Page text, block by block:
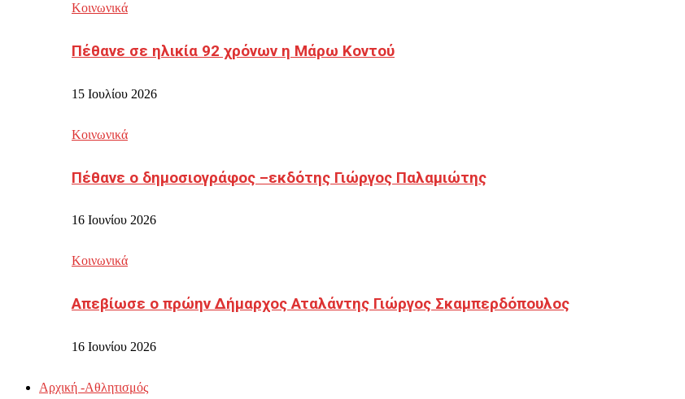
Κοινωνικά
Πέθανε σε ηλικία 92 χρόνων η Μάρω Κοντού
15 Ιουλίου 2026
Κοινωνικά
Πέθανε ο δημοσιογράφος –εκδότης Γιώργος Παλαμιώτης
16 Ιουνίου 2026
Κοινωνικά
Απεβίωσε ο πρώην Δήμαρχος Αταλάντης Γιώργος Σκαμπερδόπουλος
16 Ιουνίου 2026
Αρχική -Αθλητισμός